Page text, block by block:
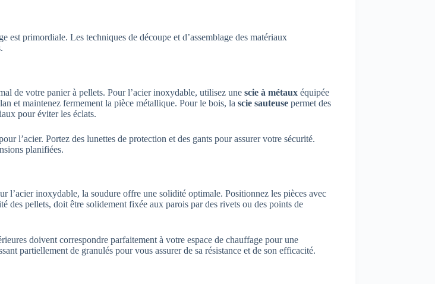
primordiale. Les techniques de découpe et d’assemblage des matériaux
de votre panier à pellets. Pour l’acier inoxydable, utilisez une scie à métaux équipée
et maintenez fermement la pièce métallique. Pour le bois, la scie sauteuse permet des
pour éviter les éclats.
l’acier. Portez des lunettes de protection et des gants pour assurer votre sécurité.
planifiées.
l’acier inoxydable, la soudure offre une solidité optimale. Positionnez les pièces avec
pellets, doit être solidement fixée aux parois par des rivets ou des points de
doivent correspondre parfaitement à votre espace de chauffage pour une
partiellement de granulés pour vous assurer de sa résistance et de son efficacité.